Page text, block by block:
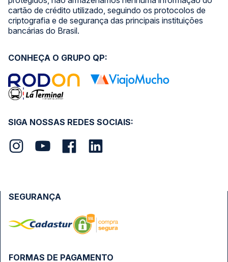
cartão de crédito utilizado, seguindo os protocolos de
criptografia e de segurança das principais instituições
bancárias do Brasil.
SIGA NOSSAS REDES SOCIAIS:
CONHEÇA O GRUPO QP:
FORMAS DE PAGAMENTO
SEGURANÇA